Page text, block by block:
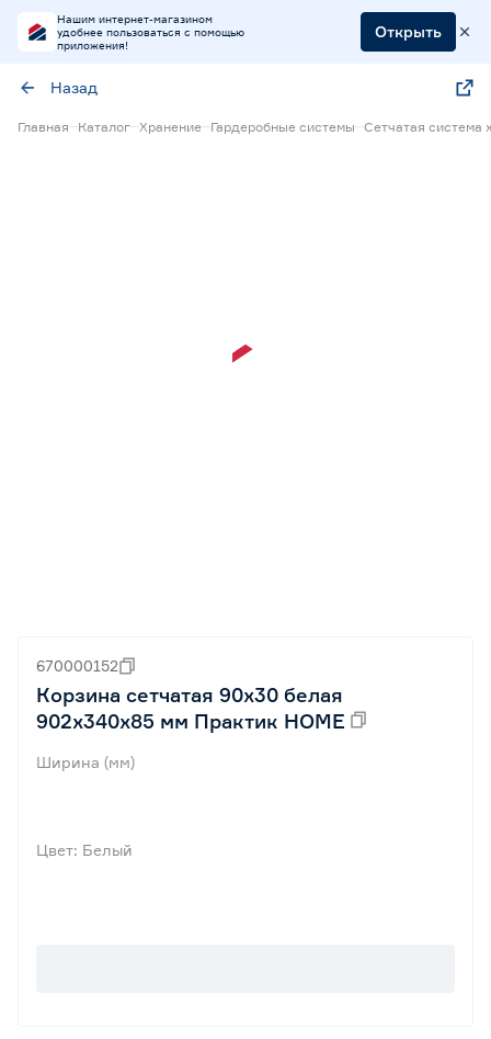
Нашим интернет-магазином
удобнее пользоваться с помощью
приложения!
Открыть
Назад
Главная Каталог Хранение Гардеробные системы Сетчатая система
670000152
Корзина сетчатая 90х30 белая
902x340х85 мм Практик HOME
Ширина (мм)
Цвет: Белый